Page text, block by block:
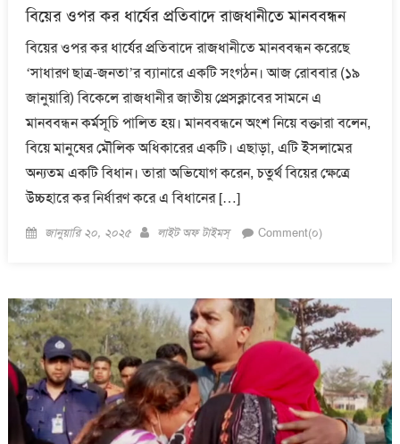
বিয়ের ওপর কর ধার্যের প্রতিবাদে রাজধানীতে মানববন্ধন
বিয়ের ওপর কর ধার্যের প্রতিবাদে রাজধানীতে মানববন্ধন করেছে
‘সাধারণ ছাত্র-জনতা’র ব্যানারে একটি সংগঠন। আজ রোববার (১৯
জানুয়ারি) বিকেলে রাজধানীর জাতীয় প্রেসক্লাবের সামনে এ
মানববন্ধন কর্মসূচি পালিত হয়। মানববন্ধনে অংশ নিয়ে বক্তারা বলেন,
বিয়ে মানুষের মৌলিক অধিকারের একটি। এছাড়া, এটি ইসলামের
অন্যতম একটি বিধান। তারা অভিযোগ করেন, চতুর্থ বিয়ের ক্ষেত্রে
উচ্চহারে কর নির্ধারণ করে এ বিধানের […]
Posted
জানুয়ারি ২০, ২০২৫ Author
লাইট অফ টাইমস্ Comment(০)